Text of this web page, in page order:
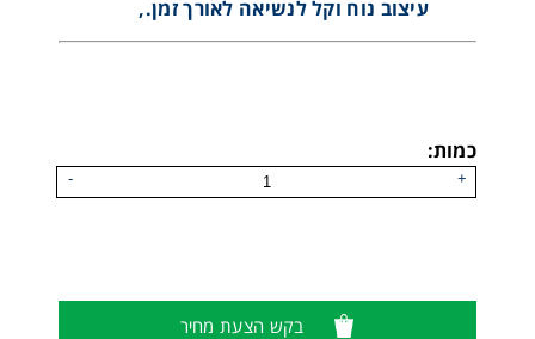
עיצוב נוח וקל לנשיאה לאורך זמן.,
כמות:
+
-
בקש הצעת מחיר
Sordin Supreme Pro-X